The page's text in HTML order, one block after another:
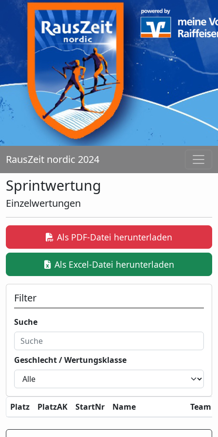
RausZeit nordic 2024
Sprintwertung
Einzelwertungen
Als PDF-Datei herunterladen
Als Excel-Datei herunterladen
Filter
Suche
Geschlecht / Wertungsklasse
Platz PlatzAK StartNr Name Team